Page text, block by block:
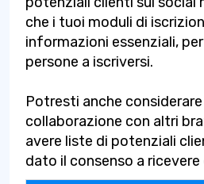
che i tuoi moduli di
informazioni essenziali,
persone a iscriversi.
Potresti anche
collaborazione con altri
avere liste di potenziali
dato il consenso a ricevere